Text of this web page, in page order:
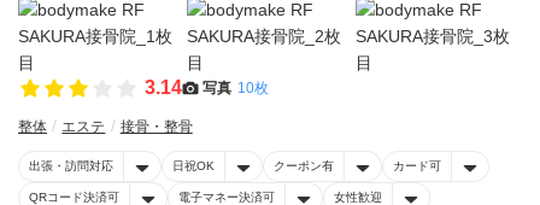
3.14 写真 10枚
整体 エステ 接骨・整骨
出張・訪問対応 日祝OK クーポン有 カード可
QRコード決済可 電子マネー決済可 女性歓迎